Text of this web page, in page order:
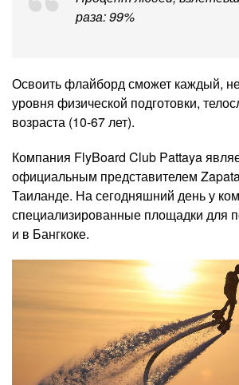
раза: 99%
Освоить флайборд сможет каждый,
уровня физической подготовки,
возраста (10-67 лет).
Компания FlyBoard Club Pattaya
официальным представителем
Таиланде. На сегодняшний день у
специализированные площадки для
и в Бангкоке.